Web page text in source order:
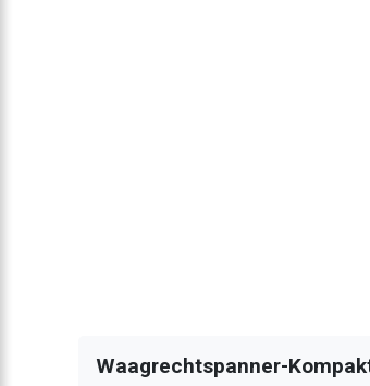
Waagrechtspanner-